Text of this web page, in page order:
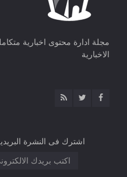
مجلة ادارة محتوى اخبارية
الاخبارية
اشترك فى النشرة